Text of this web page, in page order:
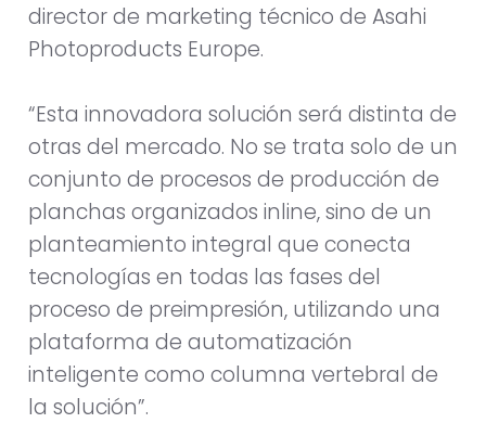
director de marketing técnico de Asahi
Photoproducts Europe.
“Esta innovadora solución será distinta de
otras del mercado. No se trata solo de un
conjunto de procesos de producción de
planchas organizados inline, sino de un
planteamiento integral que conecta
tecnologías en todas las fases del
proceso de preimpresión, utilizando una
plataforma de automatización
inteligente como columna vertebral de
la solución”.